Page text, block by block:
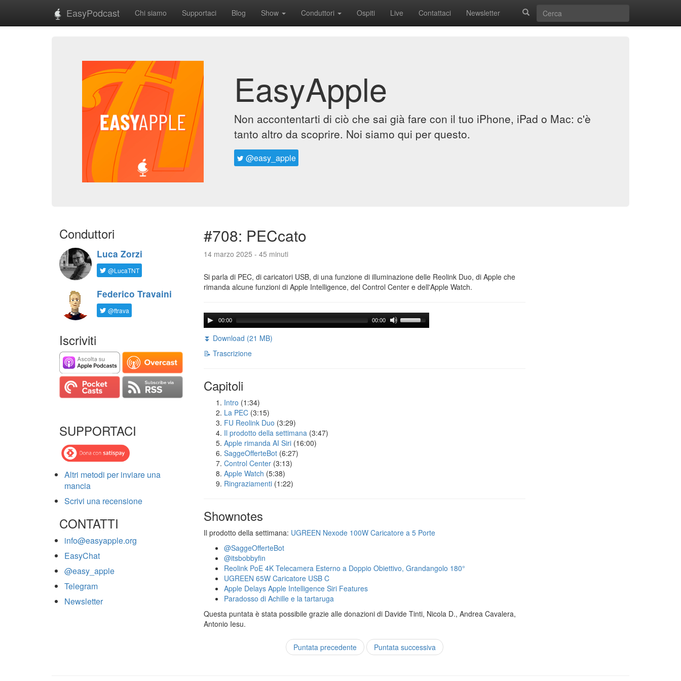
EasyPodcast Chi siamo Supportaci Blog Show Conduttori Ospiti Live Contattaci Newsletter
EasyApple
Non accontentarti di ciò che sai già fare con il tuo iPhone, iPad o Mac: c'è
tanto altro da scoprire. Noi siamo qui per questo.
@easy_apple
Conduttori
Luca Zorzi
@LucaTNT
Federico Travaini
@ftrava
Iscriviti
SUPPORTACI
Altri metodi per inviare una
mancia
Scrivi una recensione
CONTATTI
info@easyapple.org
EasyChat
@easy_apple
Telegram
Newsletter
#708: PECcato
14 marzo 2025 - 45 minuti
Si parla di PEC, di caricatori USB, di una funzione di illuminazione delle Reolink Duo, di Apple che
rimanda alcune funzioni di Apple Intelligence, del Control Center e dell'Apple Watch.
00:00 00:00
⏬ Download (21 MB)
📝 Trascrizione
Capitoli
Intro (1:34)
La PEC (3:15)
FU Reolink Duo (3:29)
Il prodotto della settimana (3:47)
Apple rimanda AI Siri (16:00)
SaggeOfferteBot (6:27)
Control Center (3:13)
Apple Watch (5:38)
Ringraziamenti (1:22)
Shownotes
Il prodotto della settimana: UGREEN Nexode 100W Caricatore a 5 Porte
@SaggeOfferteBot
@itsbobbyfin
Reolink PoE 4K Telecamera Esterno a Doppio Obiettivo, Grandangolo 180°
UGREEN 65W Caricatore USB C
Apple Delays Apple Intelligence Siri Features
Paradosso di Achille e la tartaruga
Questa puntata è stata possibile grazie alle donazioni di Davide Tinti, Nicola D., Andrea Cavalera,
Antonio Iesu.
Puntata precedente Puntata successiva